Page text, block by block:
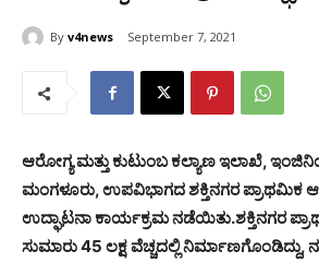
By v4news September 7, 2021
ಆರೋಗ್ಯ ಮತ್ತು ಕುಟುಂಬ ಕಲ್ಯಾಣ ಇಲಾಖೆ,
ಮಂಗಳೂರು, ಉಪವಿಭಾಗದ ಶಕ್ತಿನಗರ ಪ್ರಾಥಮಿಕ
ಉದ್ಘಾಟನಾ ಕಾರ್ಯಕ್ರಮ ನಡೆಯಿತು.ಶಕ್ತಿನಗರ
ಸುಮಾರು 45 ಲಕ್ಷ ವೆಚ್ಚದಲ್ಲಿ ನಿರ್ಮಾಣಗೊಂಡಿದ್ದು,